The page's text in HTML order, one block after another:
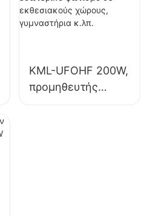
βιομηχανικές
εγκαταστάσεις,
KML-UFOHF 200W,
προμηθευτής
φωτιστικών LED